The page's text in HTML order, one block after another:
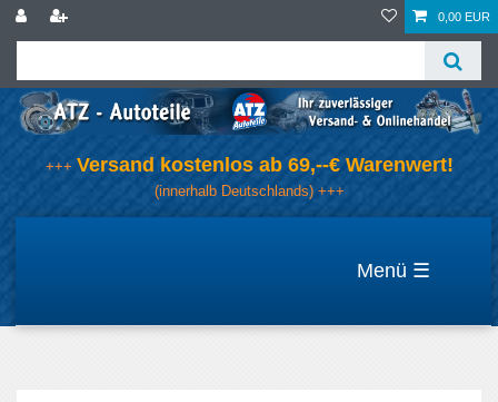
0,00 EUR
+++ Versand kostenlos ab 69,--€ Warenwert!
(innerhalb Deutschlands) +++
☰